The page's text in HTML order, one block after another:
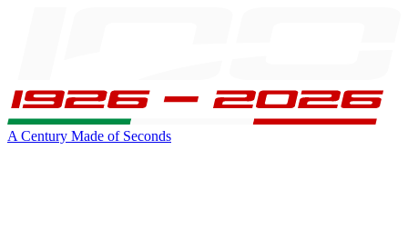
A Century Made of Seconds